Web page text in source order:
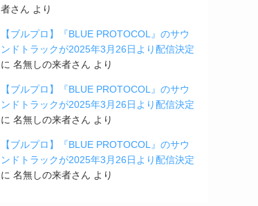
者さん より
【ブルプロ】『BLUE PROTOCOL』のサウ
ンドトラックが2025年3月26日より配信決定
に 名無しの来者さん より
【ブルプロ】『BLUE PROTOCOL』のサウ
ンドトラックが2025年3月26日より配信決定
に 名無しの来者さん より
【ブルプロ】『BLUE PROTOCOL』のサウ
ンドトラックが2025年3月26日より配信決定
に 名無しの来者さん より